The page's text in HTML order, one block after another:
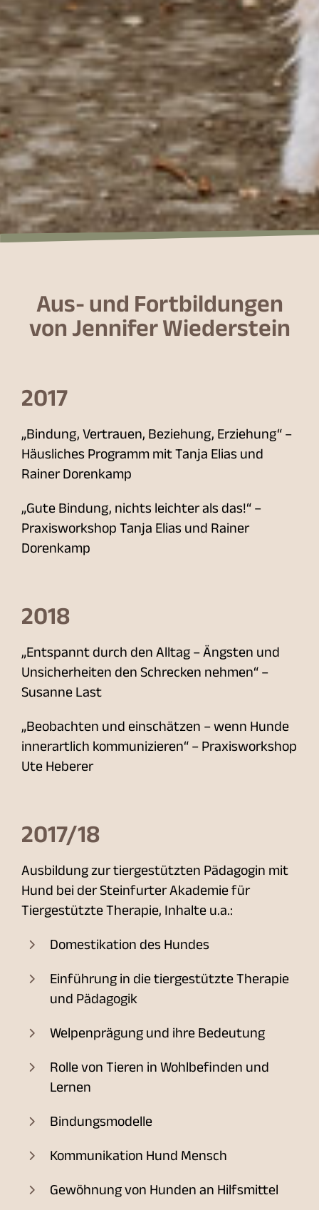
Aus- und Fortbildungen
von Jennifer Wiederstein
2017
„Bindung, Vertrauen, Beziehung, Erziehung“ –
Häusliches Programm mit Tanja Elias und
Rainer Dorenkamp
„Gute Bindung, nichts leichter als das!“ –
Praxisworkshop Tanja Elias und Rainer
Dorenkamp
2018
„Entspannt durch den Alltag – Ängsten und
Unsicherheiten den Schrecken nehmen“ –
Susanne Last
„Beobachten und einschätzen – wenn Hunde
innerartlich kommunizieren“ – Praxisworkshop
Ute Heberer
2017/18
Ausbildung zur tiergestützten Pädagogin mit
Hund bei der Steinfurter Akademie für
Tiergestützte Therapie, Inhalte u.a.:
Domestikation des Hundes
Einführung in die tiergestützte Therapie
und Pädagogik
Welpenprägung und ihre Bedeutung
Rolle von Tieren in Wohlbefinden und
Lernen
Bindungsmodelle
Kommunikation Hund Mensch
Gewöhnung von Hunden an Hilfsmittel